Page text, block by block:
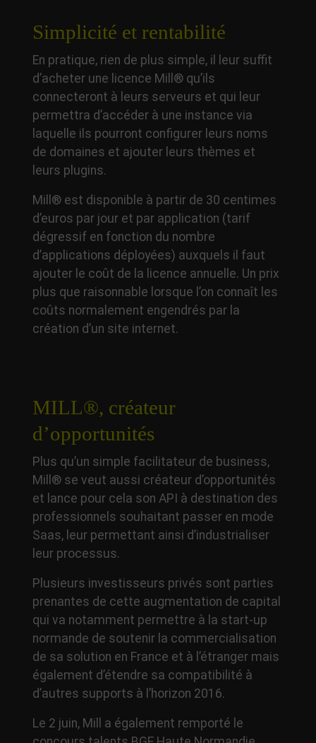
Simplicité et rentabilité
En pratique, rien de plus simple, il leur suffit
d’acheter une licence Mill® qu’ils
connecteront à leurs serveurs et qui leur
permettra d’accéder à une instance via
laquelle ils pourront configurer leurs noms
de domaines et ajouter leurs thèmes et
leurs plugins.
Mill® est disponible à partir de 30 centimes
d’euros par jour et par application (tarif
dégressif en fonction du nombre
d’applications déployées) auxquels il faut
ajouter le coût de la licence annuelle. Un prix
plus que raisonnable lorsque l’on connaît les
coûts normalement engendrés par la
création d’un site internet.
MILL®, créateur
d’opportunités
Plus qu’un simple facilitateur de business,
Mill® se veut aussi créateur d’opportunités
et lance pour cela son API à destination des
professionnels souhaitant passer en mode
Saas, leur permettant ainsi d’industrialiser
leur processus.
Plusieurs investisseurs privés sont parties
prenantes de cette augmentation de capital
qui va notamment permettre à la start-up
normande de soutenir la commercialisation
de sa solution en France et à l’étranger mais
également d’étendre sa compatibilité à
d’autres supports à l’horizon 2016.
Le 2 juin, Mill a également remporté le